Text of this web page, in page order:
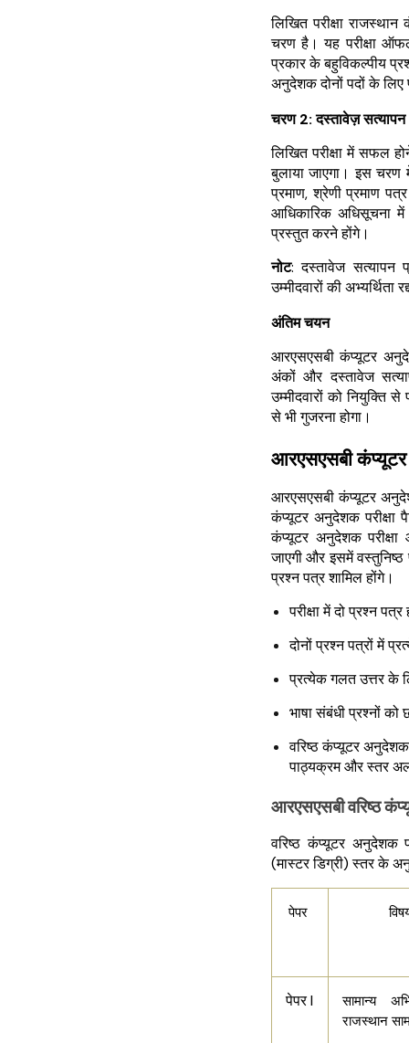
लिखित परीक्षा
चरण है। यह परीक्षा
प्रकार के बहुविकल्पीय
अनुदेशक दोनों पदों के
चरण 2: दस्तावेज़ सत्यापन
लिखित परीक्षा में सफल
बुलाया जाएगा। इस चरण
प्रमाण, श्रेणी प्रमाण
आधिकारिक अधिसूचना
प्रस्तुत करने होंगे।
नोट: दस्तावेज सत्यापन
उम्मीदवारों की अभ्यर्थिता
अंतिम चयन
आरएसएसबी कंप्यूटर
अंकों और दस्तावेज
उम्मीदवारों को नियुक्ति
से भी गुजरना होगा।
आरएसएसबी
आरएसएसबी कंप्यूटर
कंप्यूटर अनुदेशक परीक्षा
कंप्यूटर अनुदेशक
जाएगी और इसमें वस्तुनिष्ठ
प्रश्न पत्र शामिल होंगे।
परीक्षा में दो प्रश्न
दोनों प्रश्न पत्रों में
प्रत्येक गलत उत्तर के
भाषा संबंधी प्रश्नों को
वरिष्ठ कंप्यूटर
पाठ्यक्रम और स्तर
आरएसएसबी वरिष्ठ
वरिष्ठ कंप्यूटर अनुदेशक
(मास्टर डिग्री) स्तर के
पेपर
पेपर I
सामान्य
राजस्थान